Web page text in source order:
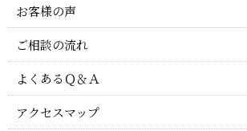
お客様の声
ご相談の流れ
よくあるＱ＆Ａ
アクセスマップ